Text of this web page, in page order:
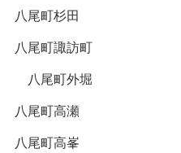
八尾町杉田
八尾町諏訪町
八尾町外堀
八尾町高瀬
八尾町高峯